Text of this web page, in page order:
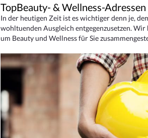
TopBeauty- & Wellness-Adressen
In der heutigen Zeit ist es wichtiger denn je,
wohltuenden Ausgleich entgegenzusetzen.
um Beauty und Wellness für Sie